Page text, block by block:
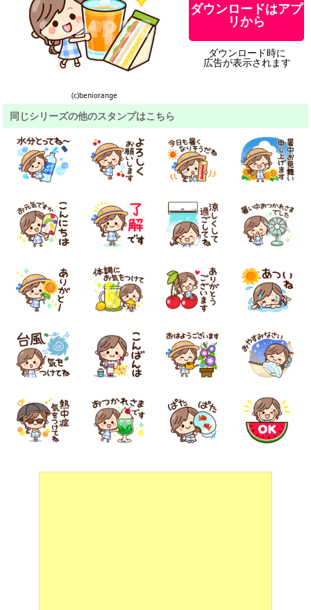
(c)beniorange
ダウンロードはアプ
リから
ダウンロード時に
広告が表示されます
同じシリーズの他のスタンプはこちら